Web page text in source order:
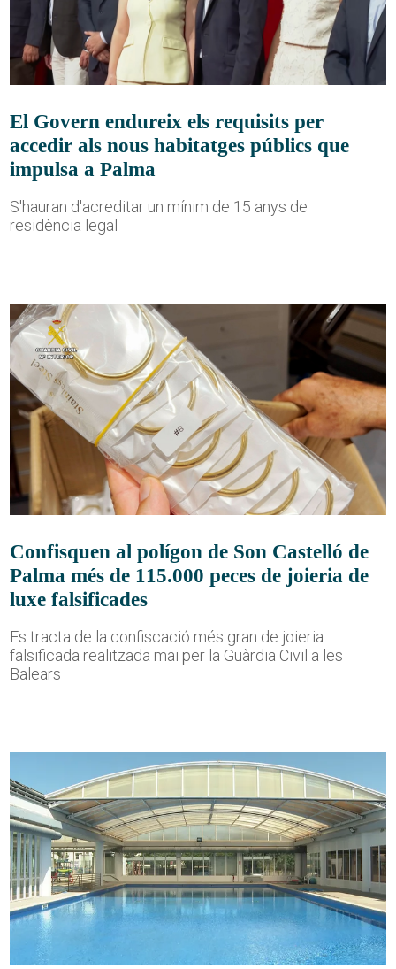
El Govern endureix els requisits per
accedir als nous habitatges públics que
impulsa a Palma
S'hauran d'acreditar un mínim de 15 anys de
residència legal
Confisquen al polígon de Son Castelló de
Palma més de 115.000 peces de joieria de
luxe falsificades
Es tracta de la confiscació més gran de joieria
falsificada realitzada mai per la Guàrdia Civil a les
Balears